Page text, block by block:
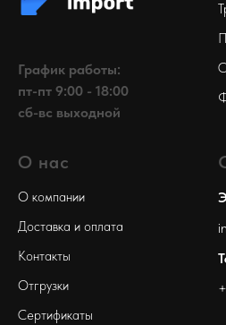
График работы:
пт-пт 9:00 - 18:00
сб-вс выходной
О нас
О компании
Доставка и оплата
Контакты
Отгрузки
Сертификаты